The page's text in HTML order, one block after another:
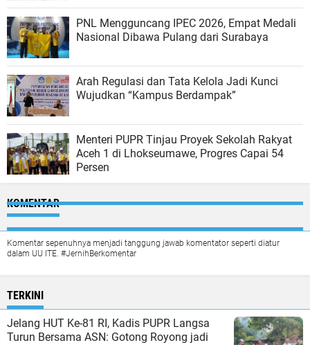
PNL Mengguncang IPEC 2026, Empat Medali
Nasional Dibawa Pulang dari Surabaya
Arah Regulasi dan Tata Kelola Jadi Kunci
Wujudkan “Kampus Berdampak”
Menteri PUPR Tinjau Proyek Sekolah Rakyat
Aceh 1 di Lhokseumawe, Progres Capai 54
Persen
KOMENTAR
Komentar sepenuhnya menjadi tanggung jawab komentator seperti diatur
dalam UU ITE. #JernihBerkomentar
TERKINI
Jelang HUT Ke-81 RI, Kadis PUPR Langsa
Turun Bersama ASN: Gotong Royong jadi